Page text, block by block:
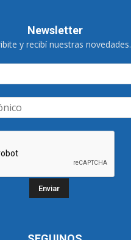
Newsletter
y recibí nuestras novedades.